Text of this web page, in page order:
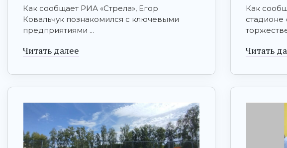
Как сообщает РИА «Стрела», Егор
Ковальчук познакомился с ключевыми
предприятиями ...
Читать далее
Как
стадионе
Читать